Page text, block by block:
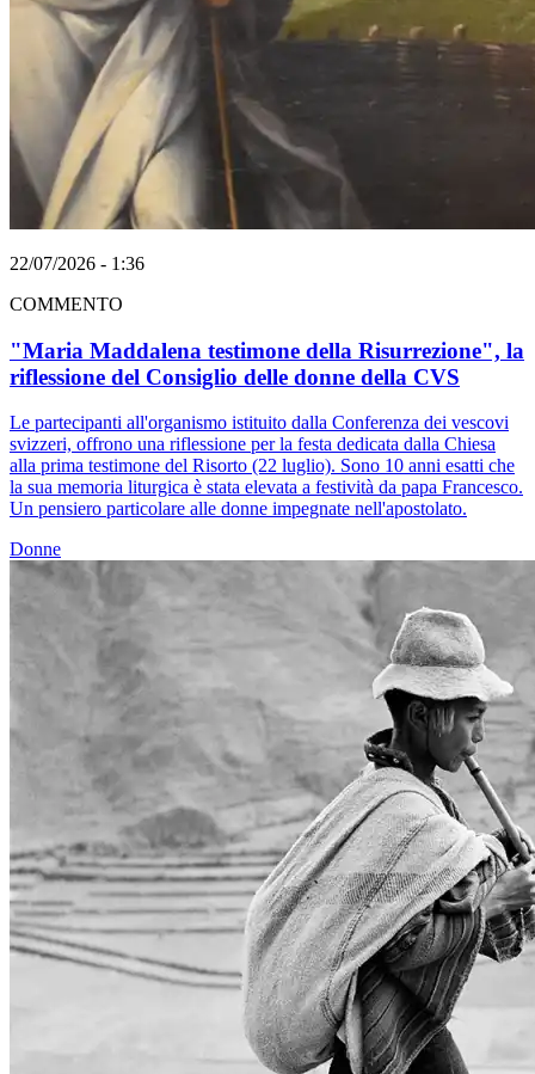
22/07/2026 - 1:36
COMMENTO
"Maria Maddalena testimone della Risurrezione", la
riflessione del Consiglio delle donne della CVS
Le partecipanti all'organismo istituito dalla Conferenza dei vescovi
svizzeri, offrono una riflessione per la festa dedicata dalla Chiesa
alla prima testimone del Risorto (22 luglio). Sono 10 anni esatti che
la sua memoria liturgica è stata elevata a festività da papa Francesco.
Un pensiero particolare alle donne impegnate nell'apostolato.
Donne